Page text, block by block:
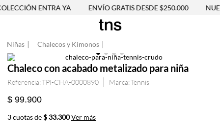
ENTRA YA ENVÍO GRATIS DESDE $250.000
Niñas Chalecos y Kimonos
Chaleco con acabado metalizado para niña
Referencia:TPI-CHA-0000890 Tennis
$ 99.900
3 cuotas de$ 33.300Ver más